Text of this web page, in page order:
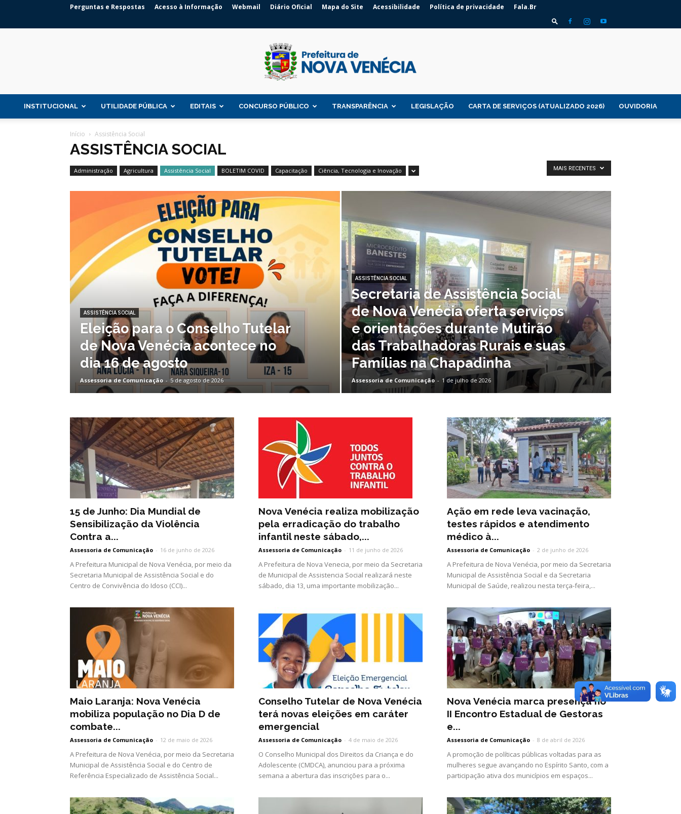
Perguntas e Respostas Acesso à Informação Webmail Diário Oficial Mapa do Site Acessibilidade Política de privacidade Fala.Br
Nova
Venécia
INSTITUCIONAL UTILIDADE PÚBLICA EDITAIS CONCURSO PÚBLICO TRANSPARÊNCIA LEGISLAÇÃO CARTA DE SERVIÇOS (ATUALIZADO 2026) OUVIDORIA
Início Assistência Social
ASSISTÊNCIA SOCIAL
Administração Agricultura Assistência Social BOLETIM COVID Capacitação Ciência, Tecnologia e Inovação MAIS RECENTES
ASSISTÊNCIA SOCIAL
Eleição para o Conselho Tutelar
de Nova Venécia acontece no
dia 16 de agosto
Assessoria de Comunicação - 5 de agosto de 2026
ASSISTÊNCIA SOCIAL
Secretaria de Assistência Social
de Nova Venécia oferta serviços
e orientações durante Mutirão
das Trabalhadoras Rurais e suas
Famílias na Chapadinha
Assessoria de Comunicação - 1 de julho de 2026
15 de Junho: Dia Mundial de
Sensibilização da Violência
Contra a...
Assessoria de Comunicação - 16 de junho de 2026
A Prefeitura Municipal de Nova Venécia, por meio da
Secretaria Municipal de Assistência Social e do
Centro de Convivência do Idoso (CCI)...
Nova Venécia realiza mobilização
pela erradicação do trabalho
infantil neste sábado,...
Assessoria de Comunicação - 11 de junho de 2026
A Prefeitura de Nova Venecia, por meio da Secretaria
de Municipal de Assistencia Social realizará neste
sábado, dia 13, uma importante mobilização...
Ação em rede leva vacinação,
testes rápidos e atendimento
médico à...
Assessoria de Comunicação - 2 de junho de 2026
A Prefeitura de Nova Venécia, por meio da Secretaria
Municipal de Assistência Social e da Secretaria
Municipal de Saúde, realizou nesta terça-feira,...
Maio Laranja: Nova Venécia
mobiliza população no Dia D de
combate...
Assessoria de Comunicação - 12 de maio de 2026
A Prefeitura de Nova Venécia, por meio da Secretaria
Municipal de Assistência Social e do Centro de
Referência Especializado de Assistência Social...
Conselho Tutelar de Nova Venécia
terá novas eleições em caráter
emergencial
Assessoria de Comunicação - 4 de maio de 2026
O Conselho Municipal dos Direitos da Criança e do
Adolescente (CMDCA), anunciou para a próxima
semana a abertura das inscrições para o...
Nova Venécia marca presença no
II Encontro Estadual de Gestoras
e...
Assessoria de Comunicação - 8 de abril de 2026
A promoção de políticas públicas voltadas para as
mulheres segue avançando no Espírito Santo, com a
participação ativa dos municípios em espaços...